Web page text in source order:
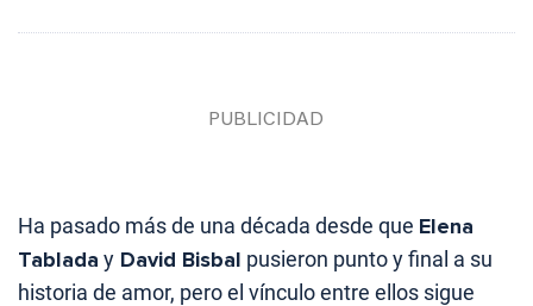
Ha pasado más de una década desde que Elena
Tablada y David Bisbal pusieron punto y final a su
historia de amor, pero el vínculo entre ellos sigue